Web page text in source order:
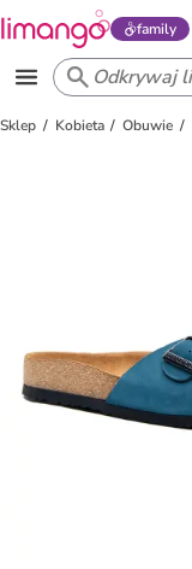
family
Sklep Kobieta Obuwie